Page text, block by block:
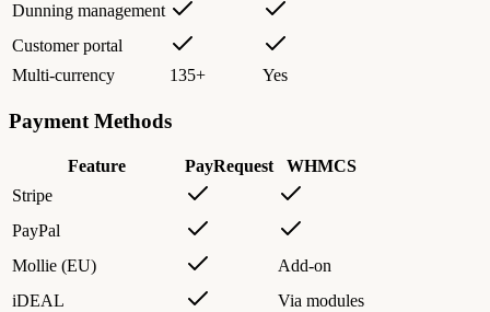
Dunning management
Customer portal
Multi-currency
135+ Yes
Payment Methods
Feature PayRequest
WHMCS
Stripe
PayPal
Mollie (EU)
Add-on
iDEAL
Via modules